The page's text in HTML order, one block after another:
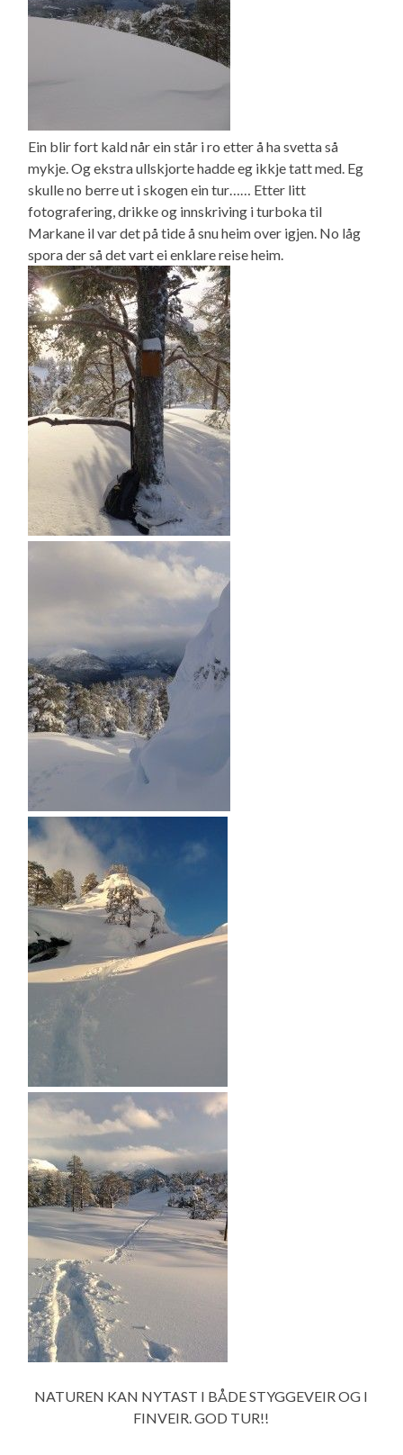
Ein blir fort kald når ein står i ro etter å ha svetta så
mykje. Og ekstra ullskjorte hadde eg ikkje tatt med. Eg
skulle no berre ut i skogen ein tur…… Etter litt
fotografering, drikke og innskriving i turboka til
Markane il var det på tide å snu heim over igjen. No låg
spora der så det vart ei enklare reise heim.
NATUREN KAN NYTAST I BÅDE STYGGEVEIR OG I
FINVEIR. GOD TUR!!